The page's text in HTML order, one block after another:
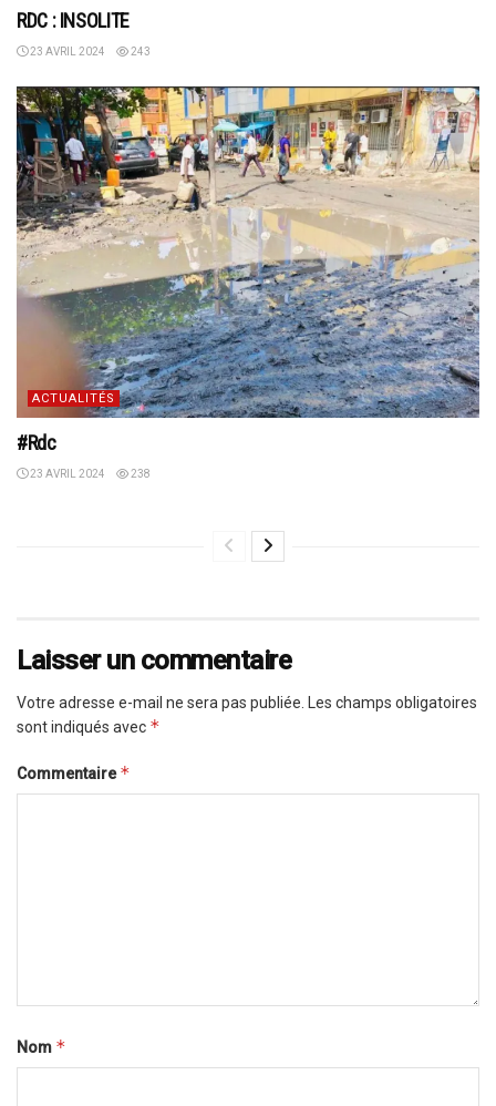
RDC : INSOLITE
23 AVRIL 2024 243
ACTUALITÉS
#Rdc
23 AVRIL 2024 238
Laisser un commentaire
Votre adresse e-mail ne sera pas publiée.
Les champs obligatoires
sont indiqués avec *
Commentaire*
Nom *